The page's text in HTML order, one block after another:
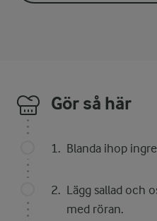
Gör så här
Blanda ihop
Lägg sallad och
med röran.